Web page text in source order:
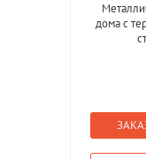
дома с